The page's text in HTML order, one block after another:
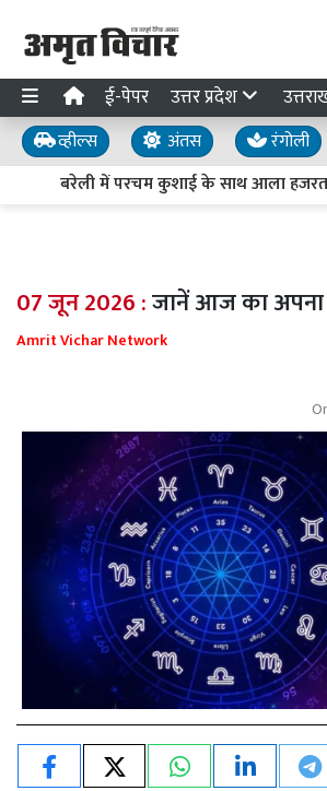
ई-पेपर उत्तर प्रदेश
व्हील्स अंतस रंगोली
बरेली में परचम कुशाई के साथ आला
07 जून 2026 :जानें आज का
Amrit Vichar Network